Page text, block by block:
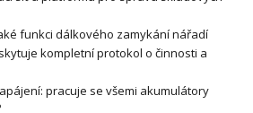
funkci dálkového zamykání nářadí
kompletní protokol o činnosti a
pracuje se všemi akumulátory